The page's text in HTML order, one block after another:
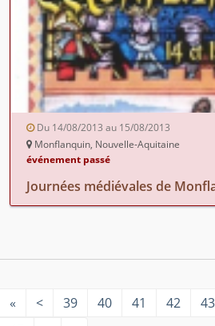
Du 14/08/2013 au 15/08/2013
Monflanquin, Nouvelle-Aquitaine
événement passé
Journées médiévales de
« < 39 40 41 42 43